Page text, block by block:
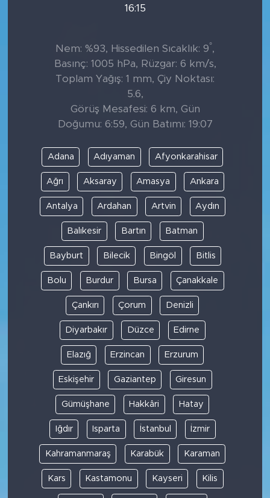
16:15
Nem: %93, Hissedilen Sıcaklık: 9°,
Basınç: 1005 hPa, Rüzgar: 6 km/s,
Toplam Yağış: 1 mm, Çiy Noktası:
5.6,
Görüş Mesafesi: 6 km, Gün
Doğumu: 6:59, Gün Batımı: 19:07
Adana Adıyaman Afyonkarahisar
Ağrı Aksaray Amasya Ankara
Antalya Ardahan Artvin Aydın
Balıkesir Bartın Batman
Bayburt Bilecik Bingöl Bitlis
Bolu Burdur Bursa Çanakkale
Çankırı Çorum Denizli
Diyarbakır Düzce Edirne
Elazığ Erzincan Erzurum
Eskişehir Gaziantep Giresun
Gümüşhane Hakkâri Hatay
Iğdır Isparta İstanbul İzmir
Kahramanmaraş Karabük Karaman
Kars Kastamonu Kayseri Kilis